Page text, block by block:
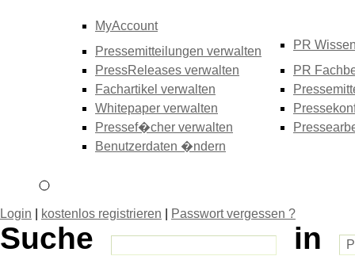
MyAccount
Pressemitteilungen verwalten
PressReleases verwalten
Fachartikel verwalten
Whitepaper verwalten
Pressef�cher verwalten
Benutzerdaten �ndern
PR
PR
Login kostenlos registrieren Passwort vergessen ?
Suche
in